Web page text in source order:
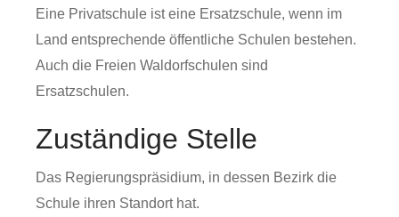
Eine Privatschule ist eine Ersatzschule, wenn im
Land entsprechende öffentliche Schulen bestehen.
Auch die Freien Waldorfschulen sind
Ersatzschulen.
Zuständige Stelle
Das Regierungspräsidium, in dessen Bezirk die
Schule ihren Standort hat.